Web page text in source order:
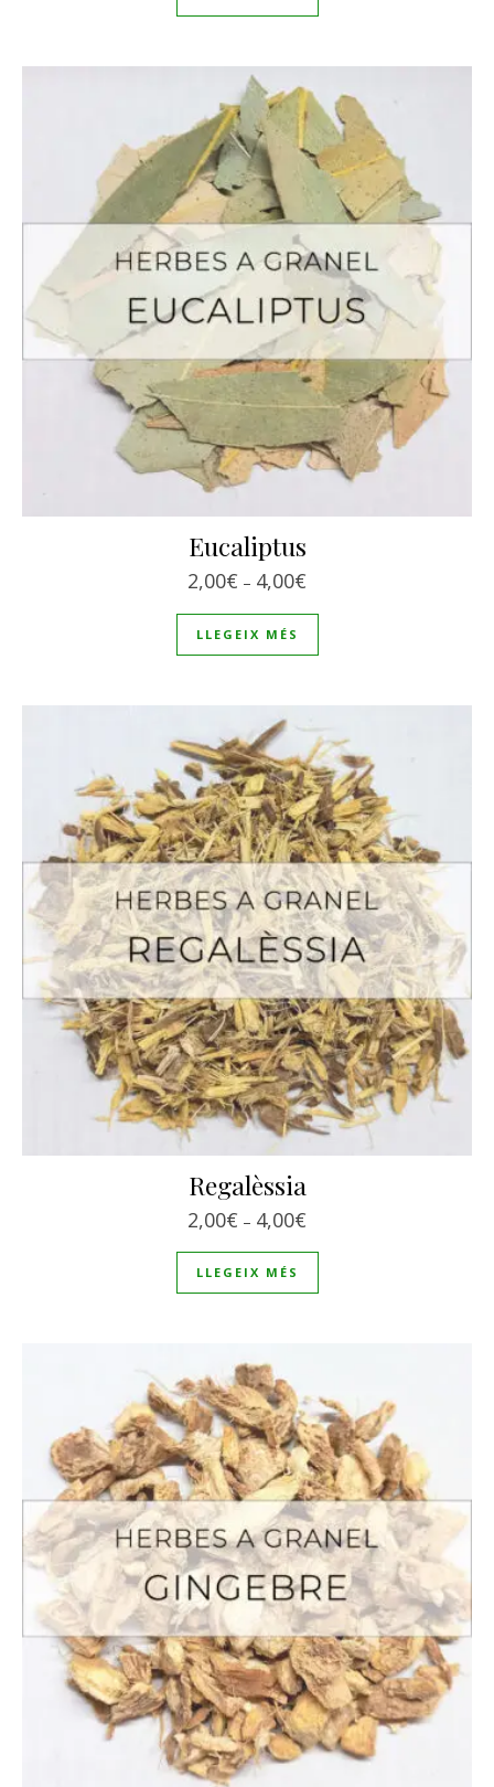
Eucaliptus
2,00€ – 4,00€
LLEGEIX MÉS
Regalèssia
2,00€ – 4,00€
LLEGEIX MÉS